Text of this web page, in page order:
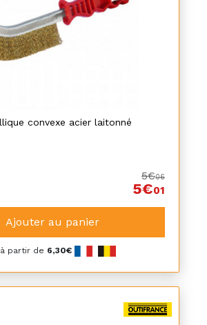
convexe acier laitonné
5€06
5€01
Ajouter au panier
partir de 6,30€